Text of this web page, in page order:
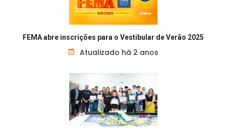
FEMA abre inscrições para o Vestibular de Verão 2025
Atualizado há 2 anos